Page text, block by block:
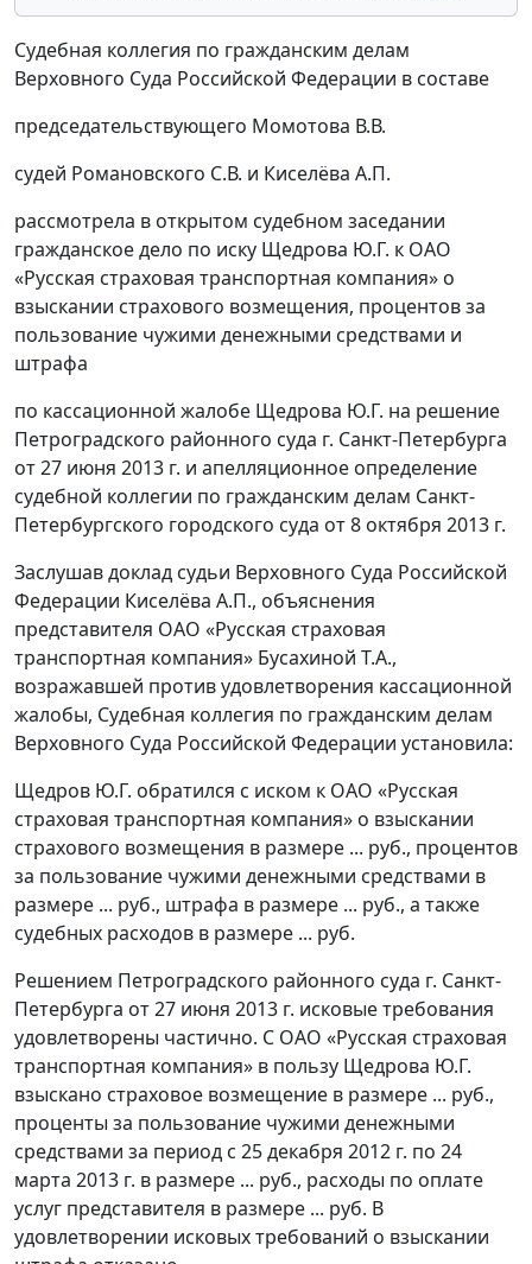
Судебная коллегия по гражданским делам
Верховного Суда Российской Федерации в составе
председательствующего Момотова В.В.
судей Романовского С.В. и Киселёва А.П.
рассмотрела в открытом судебном заседании
гражданское дело по иску Щедрова Ю.Г. к ОАО
«Русская страховая транспортная компания» о
взыскании страхового возмещения, процентов за
пользование чужими денежными средствами и
штрафа
по кассационной жалобе Щедрова Ю.Г. на решение
Петроградского районного суда г. Санкт-Петербурга
от 27 июня 2013 г. и апелляционное определение
судебной коллегии по гражданским делам Санкт-
Петербургского городского суда от 8 октября 2013 г.
Заслушав доклад судьи Верховного Суда Российской
Федерации Киселёва А.П., объяснения
представителя ОАО «Русская страховая
транспортная компания» Бусахиной Т.А.,
возражавшей против удовлетворения кассационной
жалобы, Судебная коллегия по гражданским делам
Верховного Суда Российской Федерации установила:
Щедров Ю.Г. обратился с иском к ОАО «Русская
страховая транспортная компания» о взыскании
страхового возмещения в размере ... руб., процентов
за пользование чужими денежными средствами в
размере ... руб., штрафа в размере ... руб., а также
судебных расходов в размере ... руб.
Решением Петроградского районного суда г. Санкт-
Петербурга от 27 июня 2013 г. исковые требования
удовлетворены частично. С ОАО «Русская страховая
транспортная компания» в пользу Щедрова Ю.Г.
взыскано страховое возмещение в размере ... руб.,
проценты за пользование чужими денежными
средствами за период с 25 декабря 2012 г. по 24
марта 2013 г. в размере ... руб., расходы по оплате
услуг представителя в размере ... руб. В
удовлетворении исковых требований о взыскании